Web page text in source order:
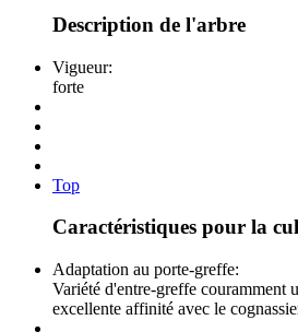
Description de l'arbre
Vigueur:
forte
Top
Caractéristiques pour la
Adaptation au porte-greffe:
Variété d'entre-greffe couramment
excellente affinité avec le